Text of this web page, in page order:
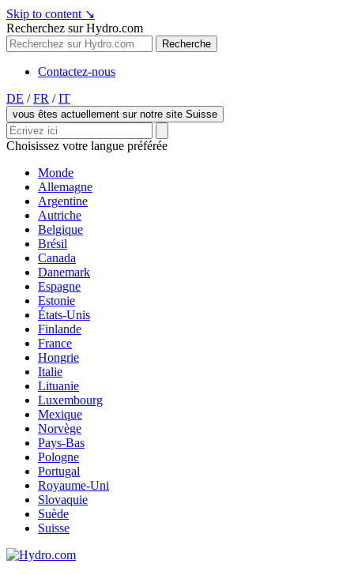
Skip to content ↘
Recherchez sur Hydro.com
Recherche
Contactez-nous
DE / FR / IT
vous êtes actuellement sur notre site Suisse
Choisissez votre langue préférée
Monde
Allemagne
Argentine
Autriche
Belgique
Brésil
Canada
Danemark
Espagne
Estonie
États-Unis
Finlande
France
Hongrie
Italie
Lituanie
Luxembourg
Mexique
Norvège
Pays-Bas
Pologne
Portugal
Royaume-Uni
Slovaquie
Suède
Suisse